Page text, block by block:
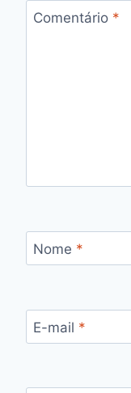
Comentário *
Nome *
E-mail *